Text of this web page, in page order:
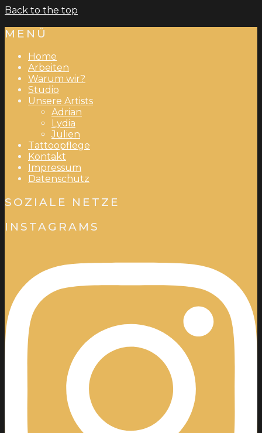
Back to the top
MENÜ
Home
Arbeiten
Warum wir?
Studio
Unsere Artists
Adrian
Lydia
Julien
Tattoopflege
Kontakt
Impressum
Datenschutz
SOZIALE NETZE
INSTAGRAMS